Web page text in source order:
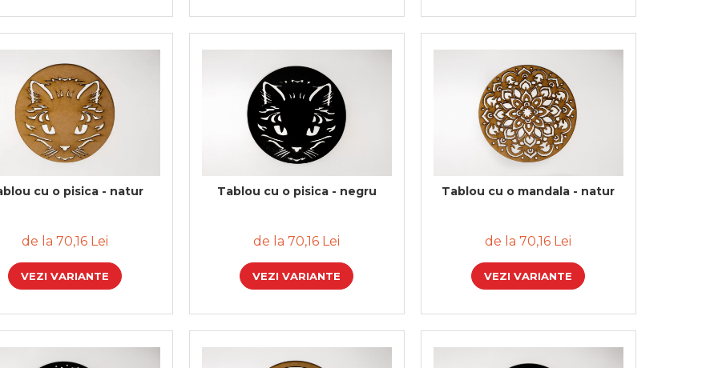
cu o pisica - natur
de la 70,16 Lei
VEZI VARIANTE
Tablou cu o pisica - negru
de la 70,16 Lei
VEZI VARIANTE
Tablou cu o mandala - natur
de la 70,16 Lei
VEZI VARIANTE